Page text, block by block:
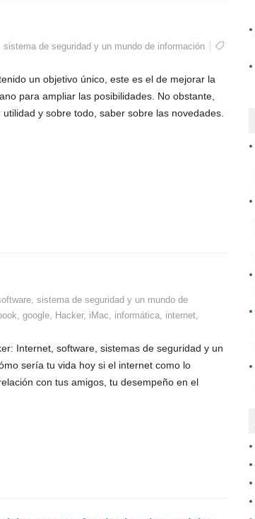
de seguridad y un mundo de información
un objetivo único, este es el de mejorar la
para ampliar las posibilidades. No obstante,
y sobre todo, saber sobre las novedades.
sistema de seguridad y un mundo de
, google, Hacker, iMac, informática, internet,
Internet, software, sistemas de seguridad y un
sería tu vida hoy si el internet como lo
con tus amigos, tu desempeño en el